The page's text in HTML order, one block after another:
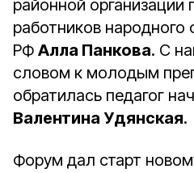
районной организации
работников народного
РФ Алла Панкова. С
словом к молодым
обратилась педагог
Валентина Удянская.
Форум дал старт